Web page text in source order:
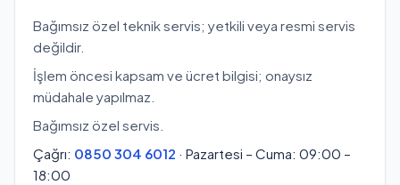
Bağımsız özel teknik servis; yetkili veya resmi servis
değildir.
İşlem öncesi kapsam ve ücret bilgisi; onaysız
müdahale yapılmaz.
Bağımsız özel servis.
Çağrı: 0850 304 6012 · Pazartesi – Cuma: 09:00 –
18:00